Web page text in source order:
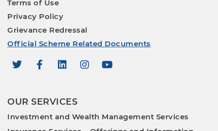
Terms of Use
Privacy Policy
Grievance Redressal
Official Scheme Related Documents
OUR SERVICES
Investment and Wealth Management Services